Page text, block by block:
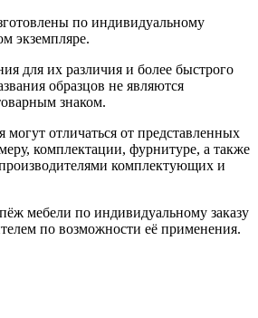
по индивидуальному
экземпляре.
для их различия и более быстрого
образцов не являются
знаком.
могут отличаться от представленных
комплектации, фурнитуре, а также
комплектующих и
мебели по индивидуальному заказу
по возможности её применения.